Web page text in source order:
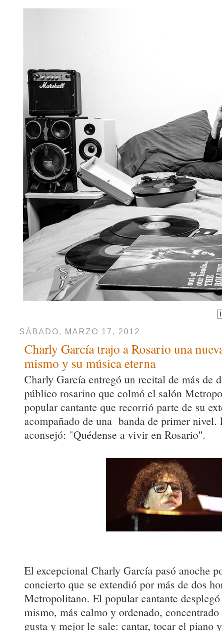
SÁBADO, MARZO 17, 2012
Charly García trajo a Rosario una
mismo y su música eterna
Charly García entregó un recital de más de
público rosarino que colmó el salón
popular cantante que recorrió parte de su
acompañado de una banda de primer
aconsejó: "Quédense a vivir en Rosario".
El excepcional Charly García pasó anoche
concierto que se extendió por más de dos
Metropolitano. El popular cantante
mismo, más calmo y ordenado,
gusta y mejor le sale: cantar, tocar el piano